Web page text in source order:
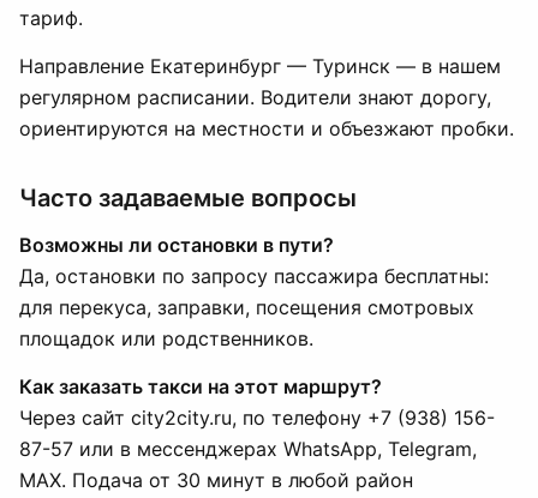
тариф.
Направление Екатеринбург — Туринск — в нашем
регулярном расписании. Водители знают дорогу,
ориентируются на местности и объезжают пробки.
Часто задаваемые вопросы
Возможны ли остановки в пути?
Да, остановки по запросу пассажира бесплатны:
для перекуса, заправки, посещения смотровых
площадок или родственников.
Как заказать такси на этот маршрут?
Через сайт city2city.ru, по телефону +7 (938) 156-
87-57 или в мессенджерах WhatsApp, Telegram,
MAX. Подача от 30 минут в любой район